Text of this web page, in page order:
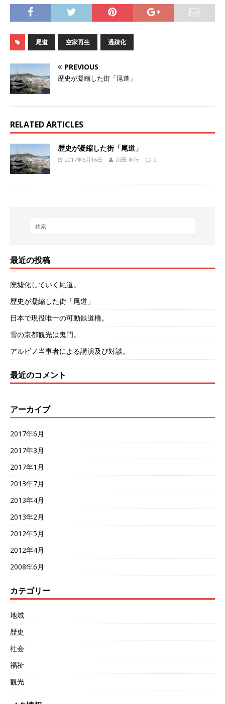
尾道 空家再生 過疎化
PREVIOUS
歴史が凝縮した街「尾道」
RELATED ARTICLES
歴史が凝縮した街「尾道」
2017年6月16日 山田 直行 0
最近の投稿
廃墟化していく尾道。
歴史が凝縮した街「尾道」
日本で現役唯一の可動鉄道橋。
雪の京都観光は鬼門。
アルビノ当事者による講演及び対談。
最近のコメント
アーカイブ
2017年6月
2017年3月
2017年1月
2013年7月
2013年4月
2013年2月
2012年5月
2012年4月
2008年6月
カテゴリー
地域
歴史
社会
福祉
観光